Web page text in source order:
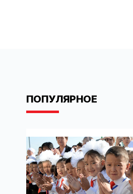
ПОПУЛЯРНОЕ